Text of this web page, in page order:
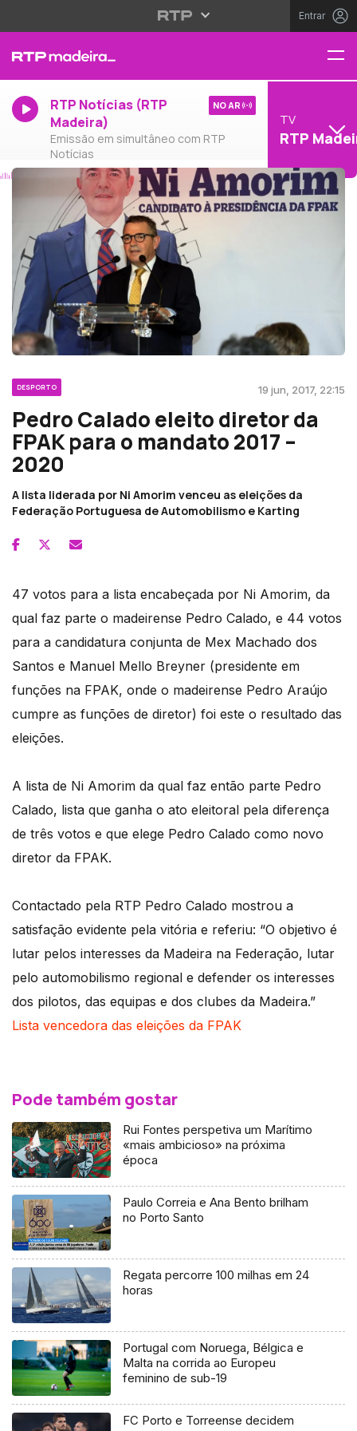
Entrar
RTP Notícias (RTP
Madeira)
Emissão em simultâneo com RTP
Notícias
NO AR
TV
RTP
DESPORTO 19 jun, 2017, 22:15
Pedro Calado eleito diretor da
FPAK para o mandato 2017 –
2020
A lista liderada por Ni Amorim venceu as eleições da
Federação Portuguesa de Automobilismo e Karting
47 votos para a lista encabeçada por Ni Amorim, da
qual faz parte o madeirense Pedro Calado, e 44 votos
para a candidatura conjunta de Mex Machado dos
Santos e Manuel Mello Breyner (presidente em
funções na FPAK, onde o madeirense Pedro Araújo
cumpre as funções de diretor) foi este o resultado das
eleições.
A lista de Ni Amorim da qual faz então parte Pedro
Calado, lista que ganha o ato eleitoral pela diferença
de três votos e que elege Pedro Calado como novo
diretor da FPAK.
Contactado pela RTP Pedro Calado mostrou a
satisfação evidente pela vitória e referiu: “O objetivo é
lutar pelos interesses da Madeira na Federação, lutar
pelo automobilismo regional e defender os interesses
dos pilotos, das equipas e dos clubes da Madeira.”
Lista vencedora das eleições da FPAK
Pode também gostar
Rui Fontes perspetiva um Marítimo
«mais ambicioso» na próxima
época
Paulo Correia e Ana Bento brilham
no Porto Santo
Regata percorre 100 milhas em 24
horas
Portugal com Noruega, Bélgica e
Malta na corrida ao Europeu
feminino de sub-19
FC Porto e Torreense decidem